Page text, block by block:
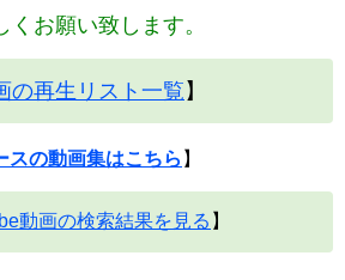
くお願い致します。
の再生リスト一覧 】
スの動画集はこちら 】
動画の検索結果を見る 】